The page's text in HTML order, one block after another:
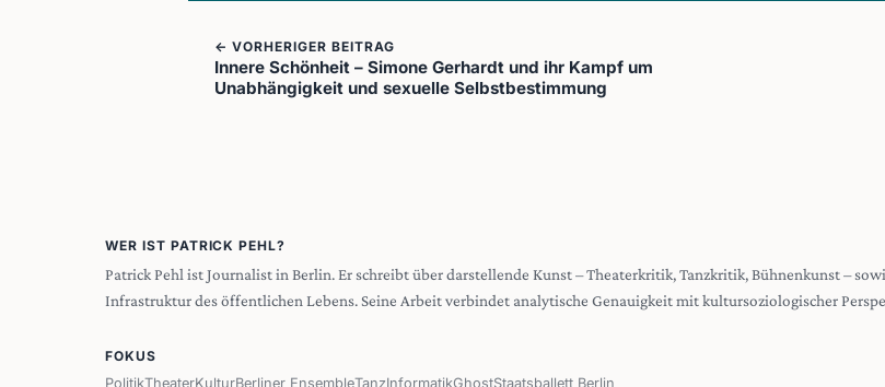
← VORHERIGER BEITRAG
Innere Schönheit – Simone Gerhardt und ihr Kampf um
Unabhängigkeit und sexuelle Selbstbestimmung
WER IST PATRICK PEHL?
Patrick Pehl ist Journalist in Berlin. Er schreibt über darstellende Kunst – Theaterkritik, Tanzkritik, Bühnenkunst –
Infrastruktur des öffentlichen Lebens. Seine Arbeit verbindet analytische Genauigkeit mit kultursoziologischer
FOKUS
PolitikTheaterKulturBerliner EnsembleTanzInformatikGhostStaatsballett Berlin